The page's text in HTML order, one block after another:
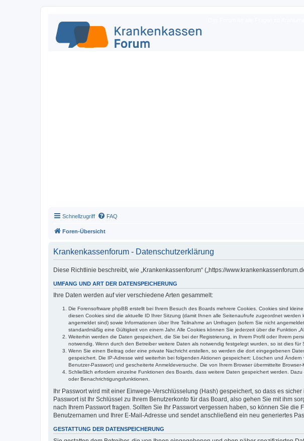
Schnellzugriff FAQ
Foren-Übersicht
Krankenkassenforum - Datenschutzerklärung
Diese Richtlinie beschreibt, wie „Krankenkassenforum“ („https://
UMFANG UND ART DER DATENSPEICHERUNG
Ihre Daten werden auf vier verschiedene Arten gesammelt:
Die Forensoftware phpBB erstellt bei Ihrem Besuch des Boards mehrere Cookies. Cookies sind
diesen Cookies sind die aktuelle ID Ihrer Sitzung (damit Ihnen alle Seitenaufrufe zugeordnet
angemeldet sind) sowie Informationen über Ihre Teilnahme an Umfragen (sofern Sie nicht
standardmäßig eine Gültigkeit von einem Jahr. Alle Cookies können Sie jederzeit über die Funktion
Weiterhin werden die Daten gespeichert, die Sie bei der Registrierung, in Ihrem Profil oder Ihrem
notwendig. Wenn durch den Betreiber weitere Daten als notwendig festgelegt wurden, so ist dies für
Wenn Sie einen Beitrag oder eine private Nachricht erstellen, so werden die dort eingegebenen
gespeichert. Die IP-Adresse wird weiterhin bei folgenden Aktionen gespeichert: Löschen und
Benutzer-Passwort) und gescheiterte Anmeldeversuche. Die von Ihrem Browser übermittelte
Schließlich erfordern einzelne Funktionen des Boards, dass weitere Daten gespeichert werden.
oder Benachrichtigungsfunktionen.
Ihr Passwort wird mit einer Einwege-Verschlüsselung (Hash) gespeichert, so dass es
Passwort ist Ihr Schlüssel zu Ihrem Benutzerkonto für das Board, also gehen Sie mit ihm
nach Ihrem Passwort fragen. Sollten Sie Ihr Passwort vergessen haben, so können Sie
Benutzernamen und Ihrer E-Mail-Adresse und sendet anschließend ein neu generiertes
GESTATTUNG DER DATENSPEICHERUNG